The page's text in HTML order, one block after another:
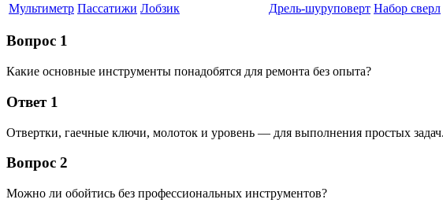
Мультиметр Пассатижи Лобзик Дрель-шуруповерт Набор сверл
Вопрос 1
Какие основные инструменты понадобятся для ремонта без опыта?
Ответ 1
Отвертки, гаечные ключи, молоток и уровень — для выполнения простых задач.
Вопрос 2
Можно ли обойтись без профессиональных инструментов?